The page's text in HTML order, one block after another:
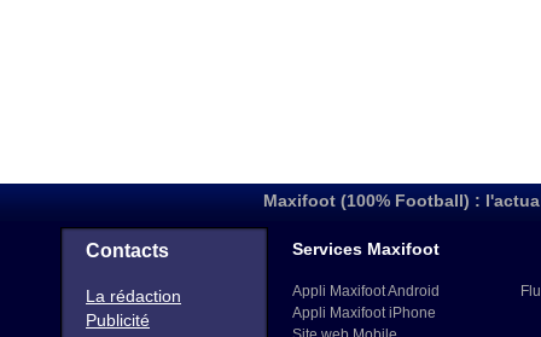
Maxifoot (100% Football) :
Contacts
La rédaction
Publicité
Services Maxifoot
Appli Maxifoot Android
Appli Maxifoot iPhone